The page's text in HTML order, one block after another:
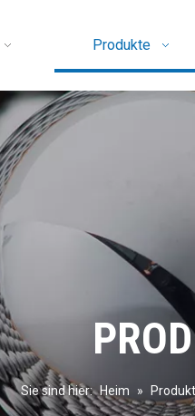
Produkte
Sie sind hier: Heim »